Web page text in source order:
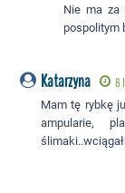
Nie ma za
pospolitym
Katarzyna 8
Mam tę rybkę
ampularie,